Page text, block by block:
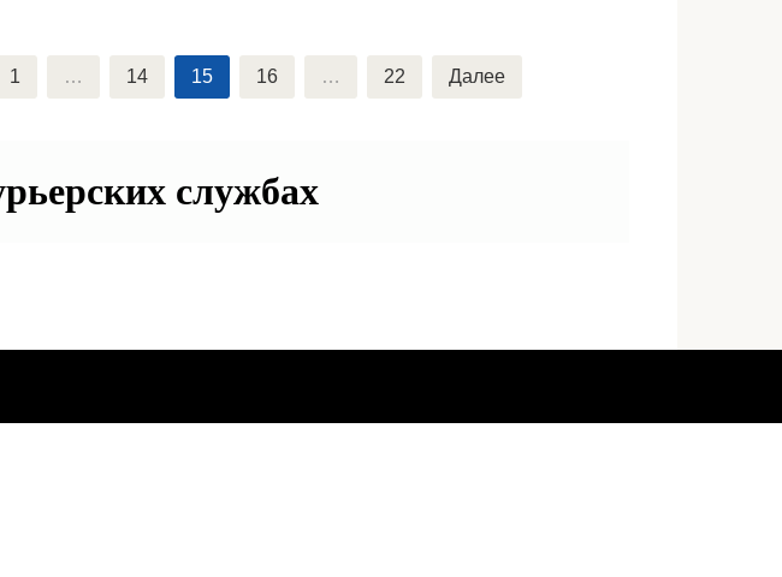
1 … 14 15 16 … 22 Далее
службах